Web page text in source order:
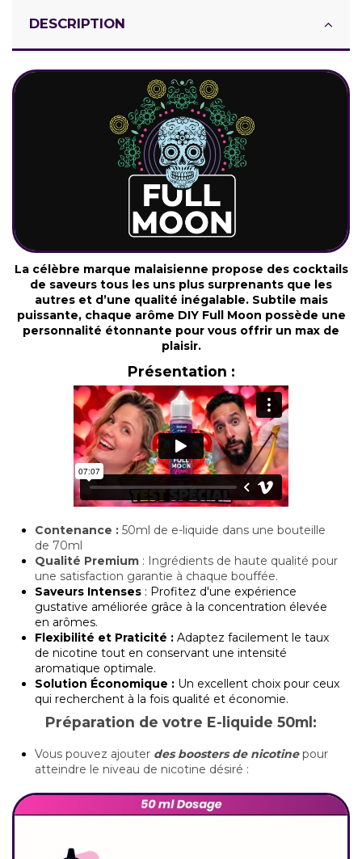
DESCRIPTION
La célèbre marque malaisienne propose des cocktails
de saveurs tous les uns plus surprenants que les
autres et d’une qualité inégalable. Subtile mais
puissante, chaque arôme DIY Full Moon possède une
personnalité étonnante pour vous offrir un max de
plaisir.
Présentation :
Contenance : 50ml de e-liquide dans une bouteille
de 70ml
Qualité Premium : Ingrédients de haute qualité pour
une satisfaction garantie à chaque bouffée.
Saveurs Intenses : Profitez d'une expérience
gustative améliorée grâce à la concentration élevée
en arômes.
Flexibilité et Praticité : Adaptez facilement le taux
de nicotine tout en conservant une intensité
aromatique optimale.
Solution Économique : Un excellent choix pour ceux
qui recherchent à la fois qualité et économie.
Préparation de votre E-liquide 50ml:
Vous pouvez ajouter des boosters de nicotinepour
atteindre le niveau de nicotine désiré :